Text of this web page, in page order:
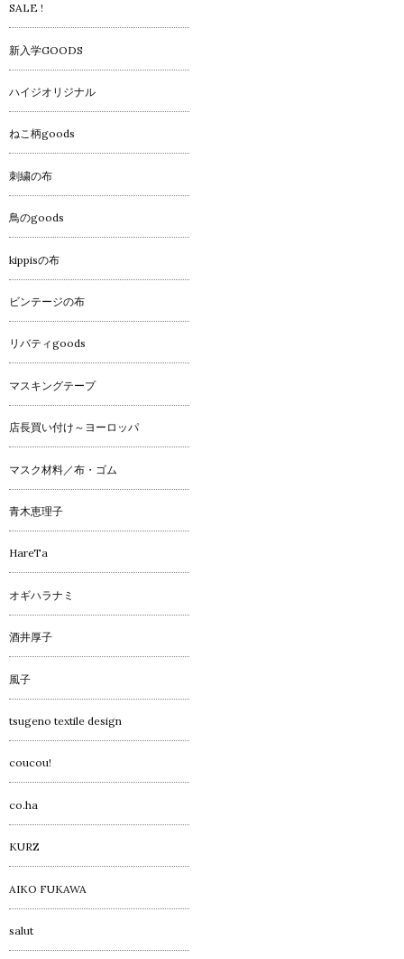
SALE !
新入学GOODS
ハイジオリジナル
ねこ柄goods
刺繍の布
鳥のgoods
kippisの布
ビンテージの布
リバティgoods
マスキングテープ
店長買い付け～ヨーロッパ
マスク材料／布・ゴム
青木恵理子
HareTa
オギハラナミ
酒井厚子
風子
tsugeno textile design
coucou!
co.ha
KURZ
AIKO FUKAWA
salut